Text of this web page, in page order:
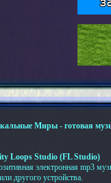
Миры - готовая
Loops Studio (FL Studio)
электронная mp3
другого устройства.